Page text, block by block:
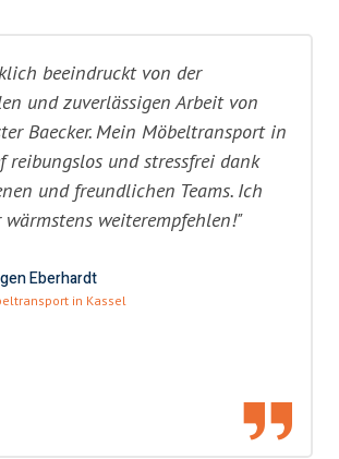
beeindruckt von der
und zuverlässigen Arbeit von
Baecker. Mein Möbeltransport in
reibungslos und stressfrei dank
und freundlichen Teams. Ich
weiterempfehlen!"
Eberhardt
in Kassel